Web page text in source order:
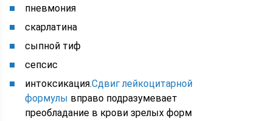
пневмония
скарлатина
сыпной тиф
сепсис
интоксикация.Сдвиг лейкоцитарной
формулы вправо подразумевает
преобладание в крови зрелых форм